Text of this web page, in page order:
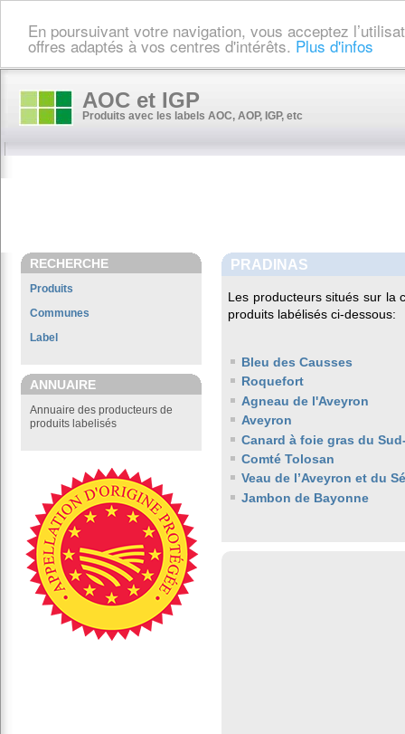
En poursuivant votre navigation, vous acceptez
offres adaptés à vos centres d'intérêts. Plus d'infos
AOC et IGP
Produits avec les labels AOC, AOP, IGP, etc
RECHERCHE
Produits
Communes
Label
ANNUAIRE
Annuaire des producteurs de
produits labelisés
PRADINAS
Les producteurs situés sur la
produits labélisés ci-dessous:
Bleu des Causses
Roquefort
Agneau de l'Aveyron
Aveyron
Canard à foie gras du
Comté Tolosan
Veau de l’Aveyron et du
Jambon de Bayonne